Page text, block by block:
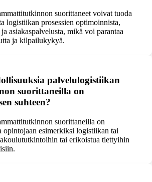
suorittaneet voivat tuoda
logistiikan prosessien optimoinnista,
asiakaspalvelusta, mikä voi parantaa
ja kilpailukykyä.
palvelulogistiikan
suorittaneilla on
suhteen?
suorittaneilla on
opintojaan esimerkiksi logistiikan tai
tai erikoistua tiettyihin